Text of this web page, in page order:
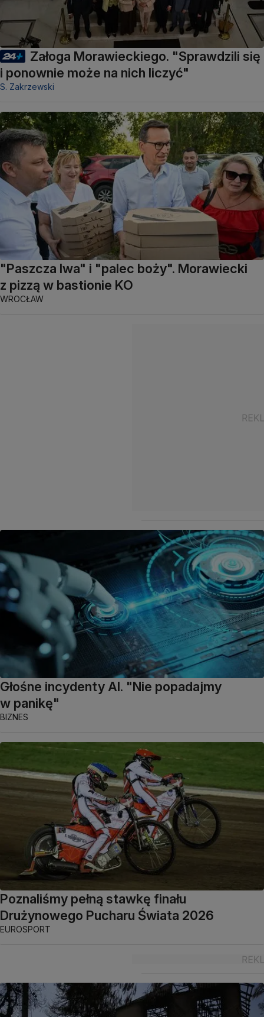
Załoga Morawieckiego. "Sprawdzili się
i ponownie może na nich liczyć"
S. Zakrzewski
"Paszcza lwa" i "palec boży". Morawiecki
z pizzą w bastionie KO
WROCŁAW
Głośne incydenty AI. "Nie popadajmy
w panikę"
BIZNES
Poznaliśmy pełną stawkę finału
Drużynowego Pucharu Świata 2026
EUROSPORT